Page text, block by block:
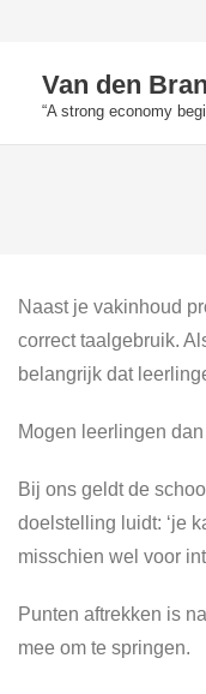
contentVan den
“A strong economy
Naast je vakinhoud
correct taalgebruik.
belangrijk dat
Mogen leerlingen
Bij ons geldt de
doelstelling luidt: ‘je
misschien wel voor
Punten aftrekken is
mee om te springen.